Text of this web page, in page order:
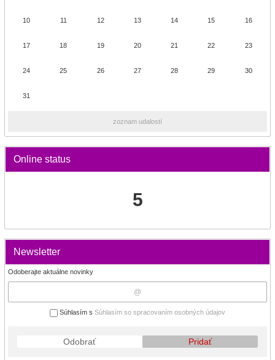
10 11 12 13 14 15 16
17 18 19 20 21 22 23
24 25 26 27 28 29 30
31
zoznam udalostí
Online status
5
Newsletter
Odoberajte aktuálne novinky
Súhlasím s Súhlasím so spracovaním osobných údajov
Odobrať Pridať